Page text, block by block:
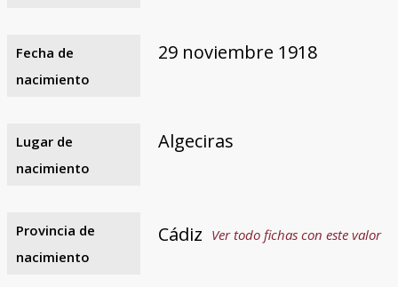
Fecha de
nacimiento
29 noviembre 1918
Lugar de
nacimiento
Algeciras
Provincia de
nacimiento
Cádiz Ver todo fichas con este valor